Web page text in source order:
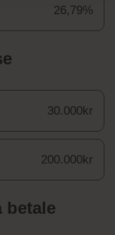
26,79%
30.000kr
200.000kr
betale